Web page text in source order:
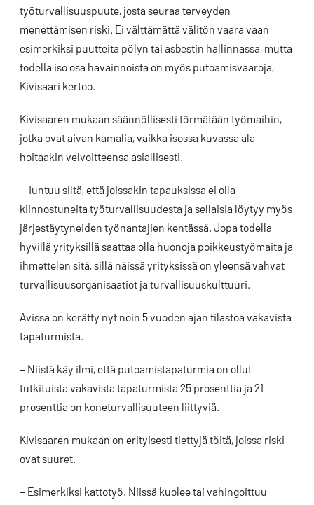
työturvallisuuspuute, josta seuraa terveyden
menettämisen riski. Ei välttämättä välitön vaara vaan
esimerkiksi puutteita pölyn tai asbestin hallinnassa, mutta
todella iso osa havainnoista on myös putoamisvaaroja,
Kivisaari kertoo.
Kivisaaren mukaan säännöllisesti törmätään työmaihin,
jotka ovat aivan kamalia, vaikka isossa kuvassa ala
hoitaakin velvoitteensa asiallisesti.
– Tuntuu siltä, että joissakin tapauksissa ei olla
kiinnostuneita työturvallisuudesta ja sellaisia löytyy myös
järjestäytyneiden työnantajien kentässä. Jopa todella
hyvillä yrityksillä saattaa olla huonoja poikkeustyömaita ja
ihmettelen sitä, sillä näissä yrityksissä on yleensä vahvat
turvallisuusorganisaatiot ja turvallisuuskulttuuri.
Avissa on kerätty nyt noin 5 vuoden ajan tilastoa vakavista
tapaturmista.
– Niistä käy ilmi, että putoamistapaturmia on ollut
tutkituista vakavista tapaturmista 25 prosenttia ja 21
prosenttia on koneturvallisuuteen liittyviä.
Kivisaaren mukaan on erityisesti tiettyjä töitä, joissa riski
ovat suuret.
– Esimerkiksi kattotyö. Niissä kuolee tai vahingoittuu